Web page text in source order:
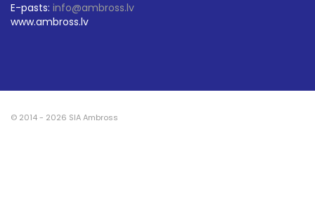
E-pasts: info@ambross.lv
www.ambross.lv
© 2014 - 2026 SIA Ambross